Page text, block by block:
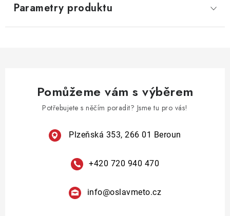
Parametry produktu
Pomůžeme vám s výběrem
Potřebujete s něčím poradit? Jsme tu pro vás!
Plzeňská 353, 266 01 Beroun
+420 720 940 470
info@oslavmeto.cz